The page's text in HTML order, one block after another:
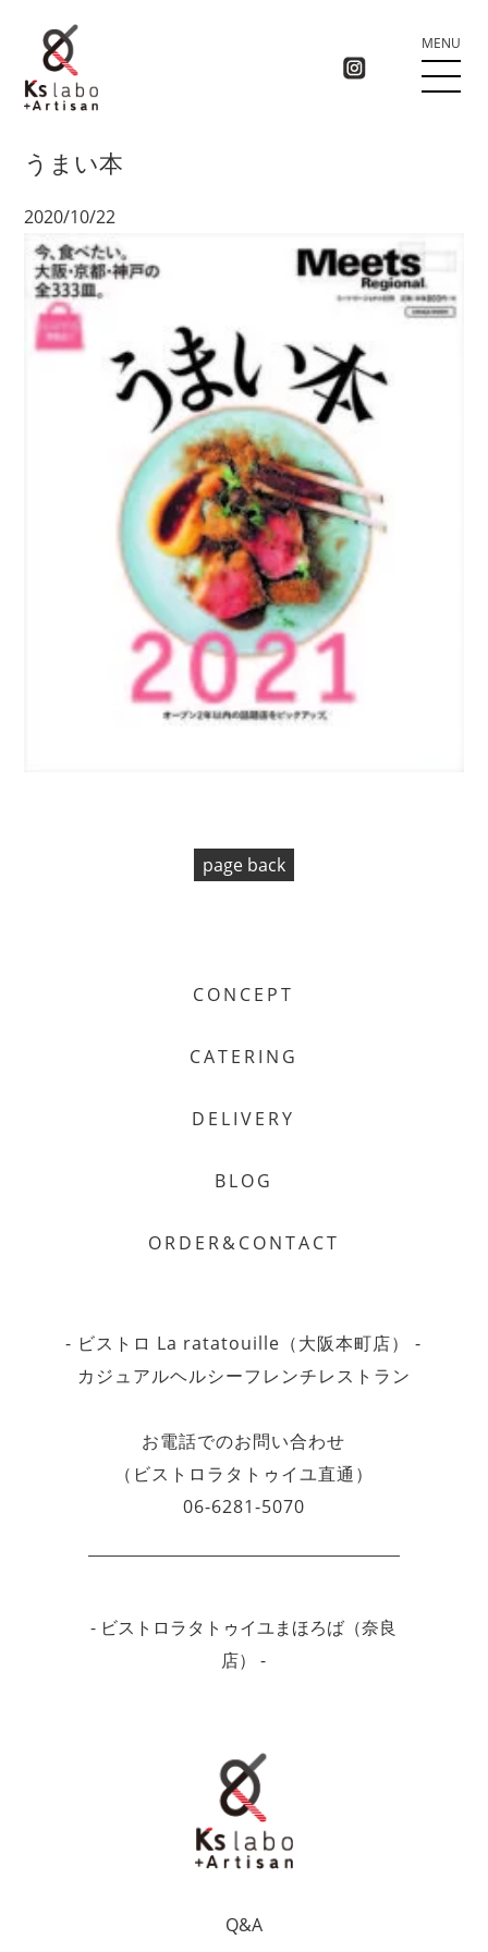
MENU
うまい本
2020/10/22
page back
CONCEPT
CATERING
DELIVERY
BLOG
ORDER&CONTACT
- ビストロ La ratatouille（大阪本町店） -
カジュアルヘルシーフレンチレストラン
お電話でのお問い合わせ
（ビストロラタトゥイユ直通）
06-6281-5070
- ビストロラタトゥイユまほろば（奈良
店） -
Q&A